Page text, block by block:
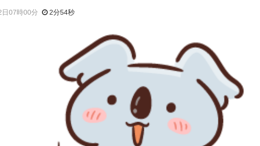
日07時00分 2分54秒